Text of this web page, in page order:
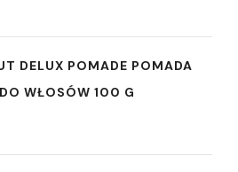
DELUX POMADE POMADA
WŁOSÓW 100 G